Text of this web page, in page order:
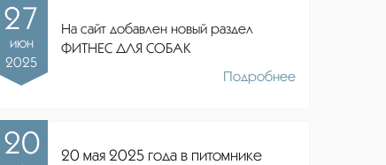
27
июн
2025
На сайт добавлен новый раздел
ФИТНЕС ДЛЯ СОБАК
Подробнее
20
20 мая 2025 года в питомнике